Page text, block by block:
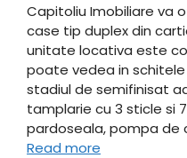
Capitoliu Imobiliare va
case tip duplex din
unitate locativa este
poate vedea in
stadiul de semifinisat
tamplarie cu 3 sticle si
pardoseala, pompa de
Read more